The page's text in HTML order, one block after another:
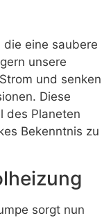
die eine saubere
unsere
und senken
Diese
des Planeten
Bekenntnis zu
sorgt nun